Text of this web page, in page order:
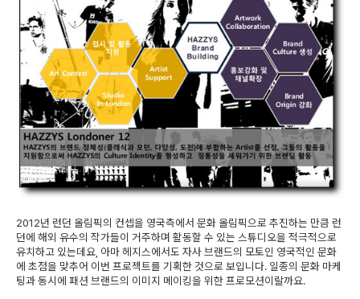
2012년 런던 올림픽의 컨셉을 영국측에서 문화 올림픽으로 추진하는 만큼 런
던에 해외 유수의 작가들이 거주하며 활동할 수 있는 스튜디오을 적극적으로
유치하고 있는데요, 아마 헤지스에서도 자사 브랜드의 모토인 영국적인 문화
에 초점을 맞추어 이번 프로젝트를 기획한 것으로 보입니다. 일종의 문화 마케
팅과 동시에 패션 브랜드의 이미지 메이킹을 위한 프로모션이랄까요.